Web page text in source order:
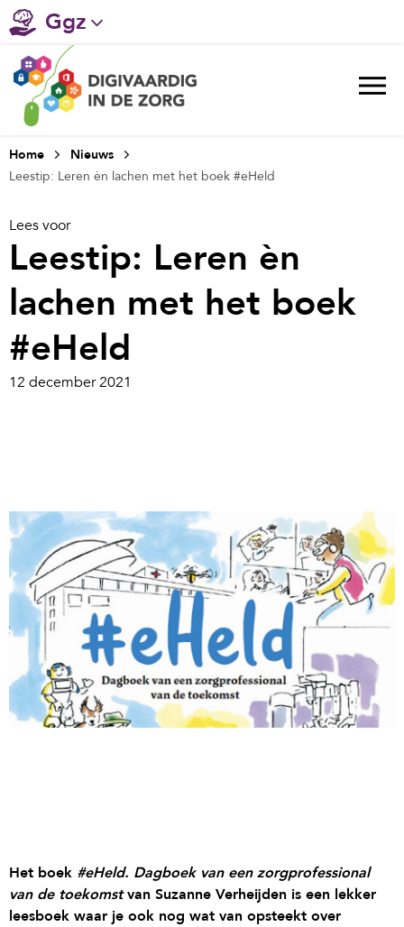
Ggz
Gehandicaptenzorg
Verpleeghuiszorg & Zorg thuis
Ziekenhuizen
Welzijn / sociaal werk
Home
Nieuws
Leestip: Leren èn lachen met het boek #eHeld
Lees voor
Leestip: Leren èn
lachen met het boek
#eHeld
12 december 2021
Het boek #eHeld. Dagboek van een zorgprofessional
van de toekomstvan Suzanne Verheijden is een lekker
leesboek waar je ook nog wat van opsteekt over